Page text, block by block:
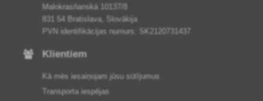
Malokrasňanská 10137/8
831 54 Bratislava, Slovākija
PVN identifikācijas numurs: SK2120731437
Klientiem
Kā mēs iesaiņojam jūsu sūtījumus
Transporta iespējas